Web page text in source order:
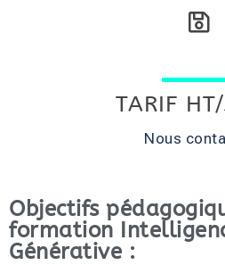
TARIF
Nous
Objectifs
formation
Générative :